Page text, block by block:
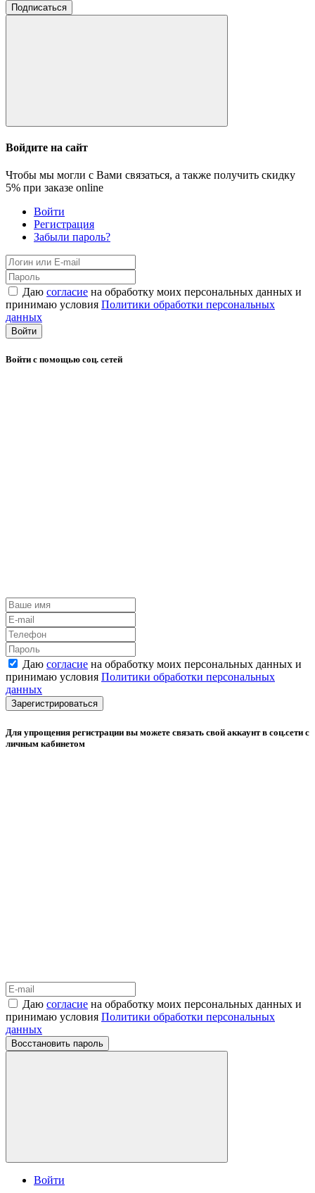
Подписаться
Войдите на сайт
Чтобы мы могли с Вами связаться, а также получить скидку
5% при заказе online
Войти
Регистрация
Забыли пароль?
Даю согласие на обработку моих персональных данных и
принимаю условия Политики обработки персональных
данных
Войти
Войти с помощью соц. сетей
Даю согласие на обработку моих персональных данных и
принимаю условия Политики обработки персональных
данных
Зарегистрироваться
Для упрощения регистрации вы можете связать свой аккаунт в соц.сети с
личным кабинетом
Даю согласие на обработку моих персональных данных и
принимаю условия Политики обработки персональных
данных
Восстановить пароль
Войти